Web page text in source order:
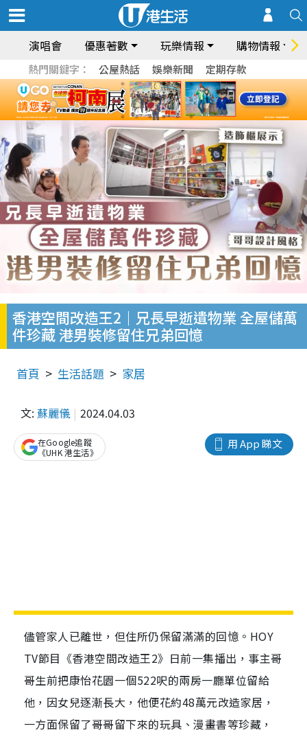
演唱會 優惠著數 玩樂情報 購物情報
熱門關鍵字： 公屋熱話 娛樂新聞 定期存款
香港空間改造王2｜兄長早逝遺物業 全屋儲萬
件珍藏 港男裝修留住兄弟回憶
首頁 生活話題 家居
文: 蘇麗儀 2024.04.03
用 App 睇文
在Google追蹤
《UHK 港生活》
儘管家人已離世，但住所仍保留滿滿的回憶。HOY
TV節目《香港空間改造王2》日前一集播出，事主哥
哥生前把康怡花園一個522呎的兩房一廳單位留給
他，因女兒逐漸長大，他便花約48萬元改造家居，
一方面保留了哥哥留下來的玩具、漫畫書等珍藏，